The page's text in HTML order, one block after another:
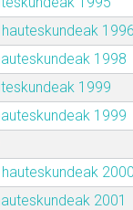
1996
1998
1999
1999
2000
2001